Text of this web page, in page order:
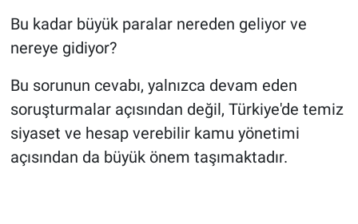
Bu kadar büyük paralar nereden geliyor ve
nereye gidiyor?
Bu sorunun cevabı, yalnızca devam eden
soruşturmalar açısından değil, Türkiye'de temiz
siyaset ve hesap verebilir kamu yönetimi
açısından da büyük önem taşımaktadır.